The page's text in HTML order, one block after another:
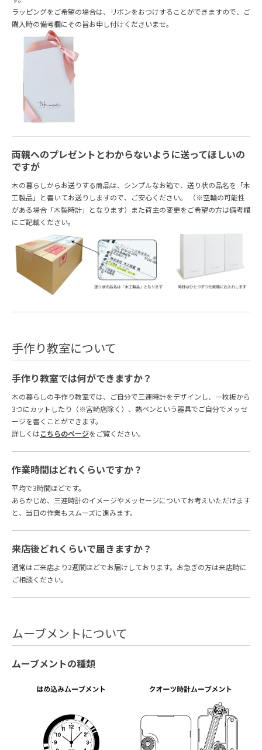
ラッピングをご希望の場合は、リボンをおつけすることができますので、ご
購入時の備考欄にその旨お申し付けくださいませ。
両親へのプレゼントとわからないように送ってほしいの
ですが
木の暮らしからお送りする商品は、シンプルなお箱で、送り状の品名を「木
工製品」と書いてお送りしますので、ご安心ください。 （※空輸の可能性
がある場合「木製時計」となります）また荷主の変更をご希望の方は備考欄
にご記載ください。
手作り教室について
手作り教室では何ができますか？
木の暮らしの手作り教室では、ご自分で三連時計をデザインし、一枚板から
3つにカットしたり（※宮崎店除く）、熱ペンという器具でご自分でメッセ
ージを書くことができます。
詳しくはこちらのページをご覧ください。
作業時間はどれくらいですか？
平均で3時間ほどです。
あらかじめ、三連時計のイメージやメッセージについてお考えいただけます
と、当日の作業もスムーズに進みます。
来店後どれくらいで届きますか？
通常はご来店より2週間ほどでお届けしております。お急ぎの方は来店時に
ご相談ください。
ムーブメントについて
ムーブメントの種類